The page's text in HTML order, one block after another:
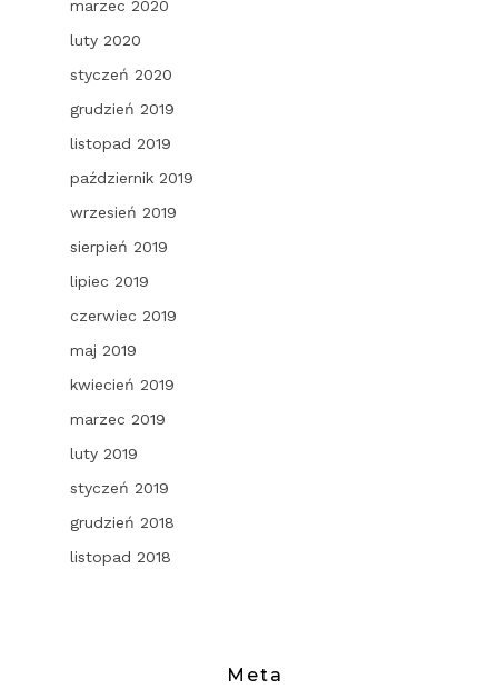
marzec 2020
luty 2020
styczeń 2020
grudzień 2019
listopad 2019
październik 2019
wrzesień 2019
sierpień 2019
lipiec 2019
czerwiec 2019
maj 2019
kwiecień 2019
marzec 2019
luty 2019
styczeń 2019
grudzień 2018
listopad 2018
Meta